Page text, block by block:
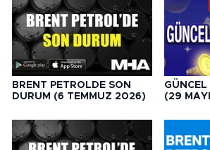
BRENT PETROLDE SON
DURUM (6 TEMMUZ 2026)
GÜNCEL
(29